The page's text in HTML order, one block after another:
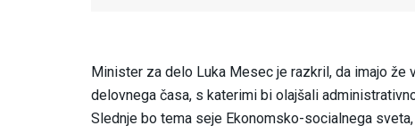
Minister za delo Luka Mesec je razkril, da imajo
delovnega časa, s katerimi bi olajšali
Slednje bo tema seje Ekonomsko-socialnega